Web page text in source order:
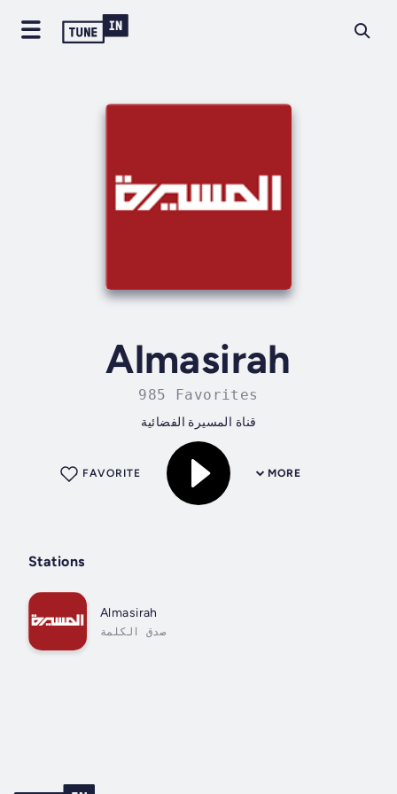
Almasirah
985 Favorites
قناة المسيرة الفضائية
MORE
FAVORITE
Stations
Almasirah
صدق الكلمة